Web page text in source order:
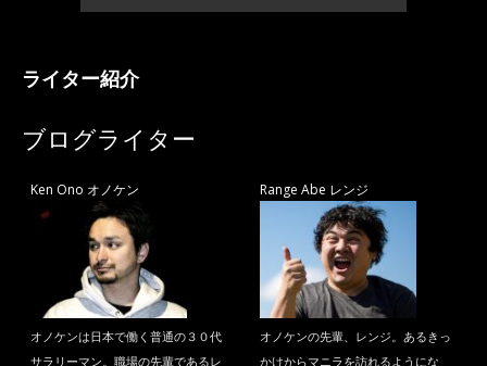
ライター紹介
ブログライター
Ken Ono オノケン
オノケンは日本で働く普通の３０代
サラリーマン。職場の先輩であるレ
Range Abe レンジ
オノケンの先輩、レンジ。あるきっ
かけからマニラを訪れるようにな